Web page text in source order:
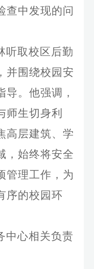
查中发现的问
听取校区后勤
并围绕校园安
。他强调，
师生切身利
高层建筑、学
，始终将安全
管理工作，为
序的校园环
中心相关负责